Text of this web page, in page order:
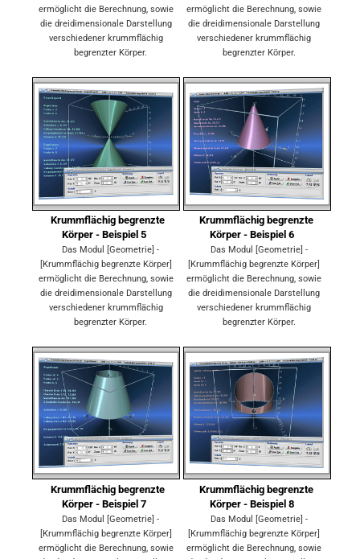
ermöglicht die Berechnung, sowie
die dreidimensionale Darstellung
verschiedener krummflächig
begrenzter Körper.
ermöglicht die Berechnung, sowie
die dreidimensionale Darstellung
verschiedener krummflächig
begrenzter Körper.
Krummflächig begrenzte
Körper - Beispiel 5
Das Modul [Geometrie] -
[Krummflächig begrenzte Körper]
ermöglicht die Berechnung, sowie
die dreidimensionale Darstellung
verschiedener krummflächig
begrenzter Körper.
Krummflächig begrenzte
Körper - Beispiel 6
Das Modul [Geometrie] -
[Krummflächig begrenzte Körper]
ermöglicht die Berechnung, sowie
die dreidimensionale Darstellung
verschiedener krummflächig
begrenzter Körper.
Krummflächig begrenzte
Körper - Beispiel 7
Das Modul [Geometrie] -
[Krummflächig begrenzte Körper]
ermöglicht die Berechnung, sowie
Krummflächig begrenzte
Körper - Beispiel 8
Das Modul [Geometrie] -
[Krummflächig begrenzte Körper]
ermöglicht die Berechnung, sowie